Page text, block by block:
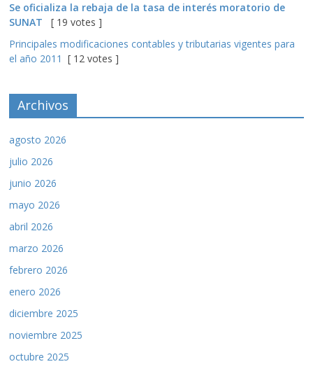
Se oficializa la rebaja de la tasa de interés moratorio de
SUNAT
[ 19 votes ]
Principales modificaciones contables y tributarias vigentes para
el año 2011 [ 12 votes ]
Archivos
agosto 2026
julio 2026
junio 2026
mayo 2026
abril 2026
marzo 2026
febrero 2026
enero 2026
diciembre 2025
noviembre 2025
octubre 2025